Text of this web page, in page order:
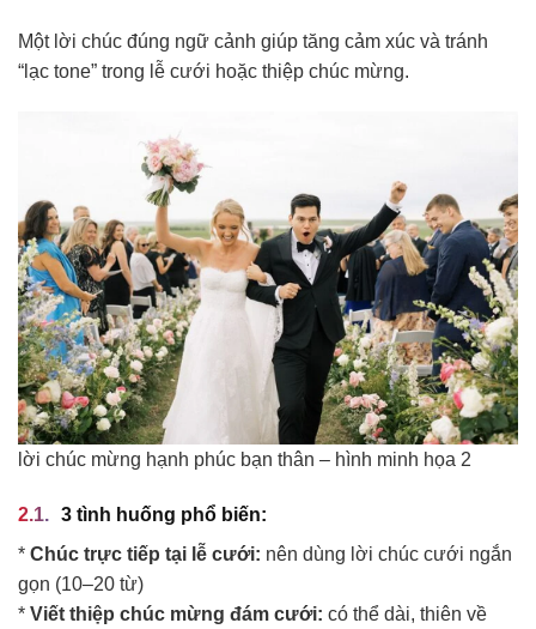
Một lời chúc đúng ngữ cảnh giúp tăng cảm xúc và tránh
“lạc tone” trong lễ cưới hoặc thiệp chúc mừng.
lời chúc mừng hạnh phúc bạn thân – hình minh họa 2
3 tình huống phổ biến:
* Chúc trực tiếp tại lễ cưới: nên dùng lời chúc cưới ngắn
gọn (10–20 từ)
* Viết thiệp chúc mừng đám cưới: có thể dài, thiên về